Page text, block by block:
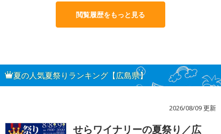
閲覧履歴をもっと見る
夏の人気夏祭りランキング【広島県】
2026/08/09 更新
せらワイナリーの夏祭り／広